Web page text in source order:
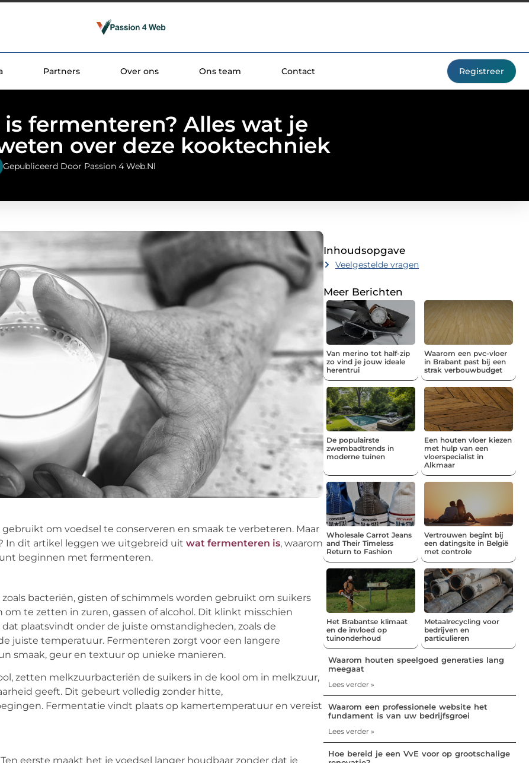
Partners Over ons Ons team Contact Registreer
fermenteren? Alles wat je
over deze kooktechniek
Gepubliceerd Door Passion 4 Web.nl
om voedsel te conserveren en smaak te verbeteren. Maar
In dit artikel leggen we uitgebreid uit wat fermenteren is, waarom
beginnen met fermenteren.
bacteriën, gisten of schimmels worden gebruikt om suikers
te zetten in zuren, gassen of alcohol. Dit klinkt misschien
plaatsvindt onder de juiste omstandigheden, zoals de
juiste temperatuur. Fermenteren zorgt voor een langere
smaak, geur en textuur op unieke manieren.
zetten melkzuurbacteriën de suikers in de kool om in melkzuur,
geeft. Dit gebeurt volledig zonder hitte,
Fermentatie vindt plaats op kamertemperatuur en vereist
eerste maakt het je voedsel langer houdbaar zonder dat je
Inhoudsopgave
Veelgestelde vragen
Meer Berichten
Van merino tot half-zip
zo vind je jouw ideale
herentrui
Waarom een pvc-vloer
in Brabant past bij een
strak verbouwbudget
De populairste
zwembadtrends in
moderne tuinen
Een houten vloer kiezen
met hulp van een
vloerspecialist in
Alkmaar
Wholesale Carrot Jeans
and Their Timeless
Return to Fashion
Vertrouwen begint bij
een datingsite in België
met controle
Het Brabantse klimaat
en de invloed op
tuinonderhoud
Metaalrecycling voor
bedrijven en
particulieren
Waarom houten speelgoed generaties lang
meegaat
Lees verder »
Waarom een professionele website het
fundament is van uw bedrijfsgroei
Lees verder »
Hoe bereid je een VvE voor op grootschalige